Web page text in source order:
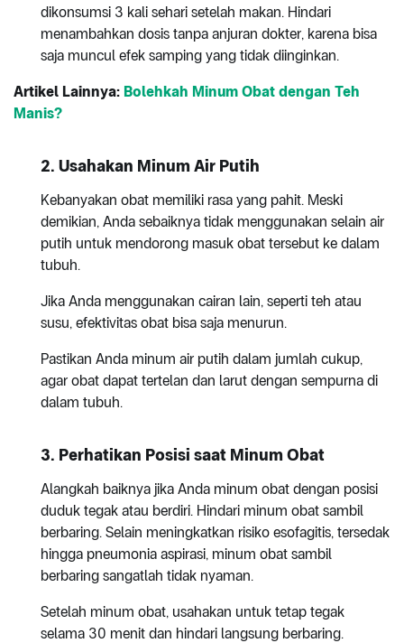
dikonsumsi 3 kali sehari setelah makan. Hindari
menambahkan dosis tanpa anjuran dokter, karena bisa
saja muncul efek samping yang tidak diinginkan.
Artikel Lainnya: Bolehkah Minum Obat dengan Teh
Manis?
2. Usahakan Minum Air Putih
Kebanyakan obat memiliki rasa yang pahit. Meski
demikian, Anda sebaiknya tidak menggunakan selain air
putih untuk mendorong masuk obat tersebut ke dalam
tubuh.
Jika Anda menggunakan cairan lain, seperti teh atau
susu, efektivitas obat bisa saja menurun.
Pastikan Anda minum air putih dalam jumlah cukup,
agar obat dapat tertelan dan larut dengan sempurna di
dalam tubuh.
3. Perhatikan Posisi saat Minum Obat
Alangkah baiknya jika Anda minum obat dengan posisi
duduk tegak atau berdiri. Hindari minum obat sambil
berbaring. Selain meningkatkan risiko esofagitis, tersedak
hingga pneumonia aspirasi, minum obat sambil
berbaring sangatlah tidak nyaman.
Setelah minum obat, usahakan untuk tetap tegak
selama 30 menit dan hindari langsung berbaring.